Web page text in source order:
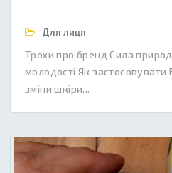
Для лиця
Трохи про бренд Сила
молодості Як застосовувати
зміни шкіри...